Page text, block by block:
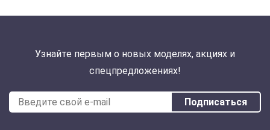
Узнайте первым о новых моделях, акциях и
спецпредложениях!
Подписаться